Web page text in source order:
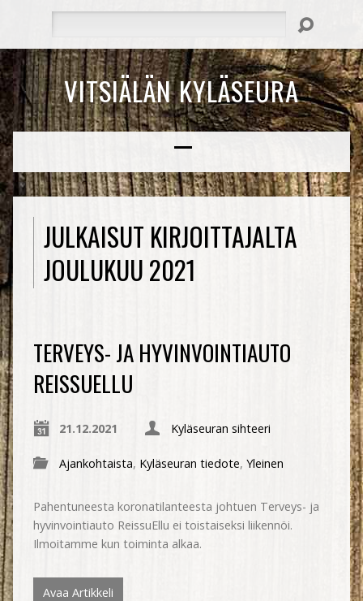
VITSIÄLÄN KYLÄSEURA
JULKAISUT KIRJOITTAJALTA
JOULUKUU 2021
TERVEYS- JA HYVINVOINTIAUTO
REISSUELLU
21.12.2021 Kyläseuran sihteeri
Ajankohtaista, Kyläseuran tiedote, Yleinen
Pahentuneesta koronatilanteesta johtuen Terveys- ja
hyvinvointiauto ReissuEllu ei toistaiseksi liikennöi.
Ilmoitamme kun toiminta alkaa.
Avaa Artikkeli